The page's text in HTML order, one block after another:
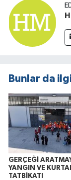
Bunlar da
GERÇEĞİ
YANGIN VE
TATBİKATI